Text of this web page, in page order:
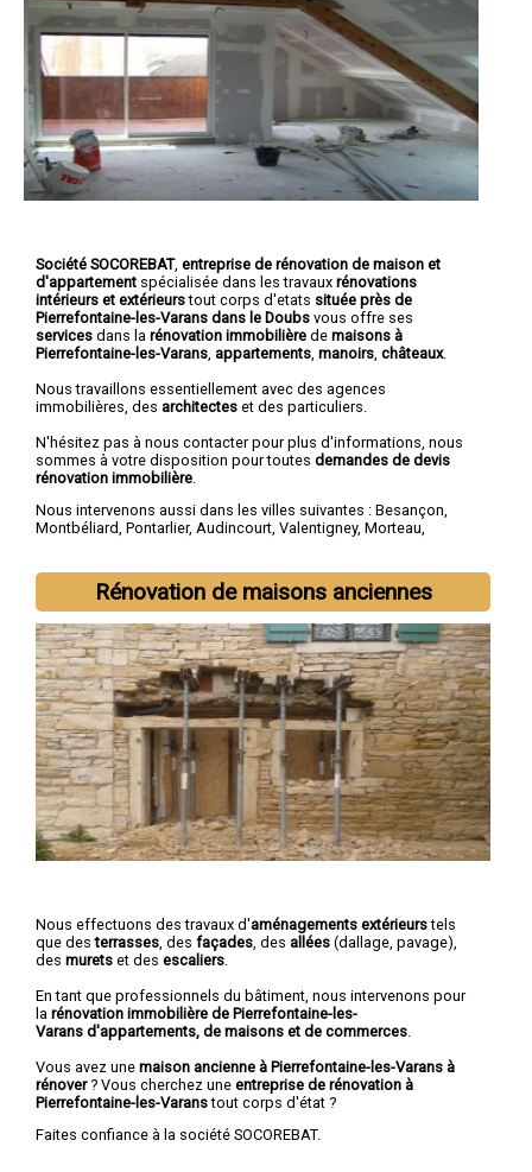
Société SOCOREBAT, entreprise de rénovation de maison et
d'appartement spécialisée dans les travaux rénovations
intérieurs et extérieurstout corps d'etats située près de
Pierrefontaine-les-Varans dans le Doubs vous offre ses
services dans la rénovation immobilière de maisons à
Pierrefontaine-les-Varans appartements manoirs châteaux.
Nous travaillons essentiellement avec des agences
immobilières, des architectes et des particuliers.
N'hésitez pas à nous contacter pour plus d'informations, nous
sommes à votre disposition pour toutes demandes de devis
rénovation immobilière
Nous intervenons aussi dans les villes suivantes : Besançon,
Montbéliard, Pontarlier, Audincourt, Valentigney, Morteau,
Rénovation de maisons anciennes
Nous effectuons des travaux d'aménagements extérieurstels
que desterrasses , des façades , des allées (dallage, pavage),
des murets et des escaliers
En tant que professionnels du bâtiment, nous intervenons pour
la rénovation immobilière de Pierrefontaine-les-
Varans d'appartements, de maisons et de commerces
Vous avez une maison ancienne à Pierrefontaine-les-Varans à
rénover? Vous cherchez une entreprise de rénovation à
Pierrefontaine-les-Varanstout corps d'état ?
Faites confiance à la société SOCOREBAT.